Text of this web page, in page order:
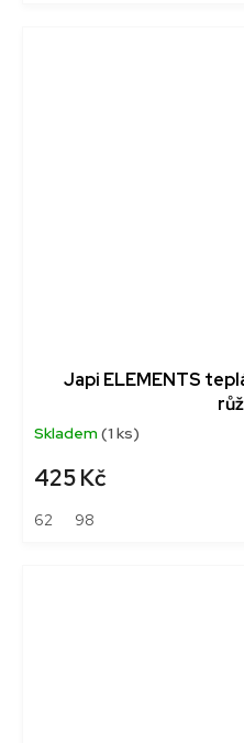
Japi ELEMENTS
Skladem(1 ks)
425 Kč
62 98